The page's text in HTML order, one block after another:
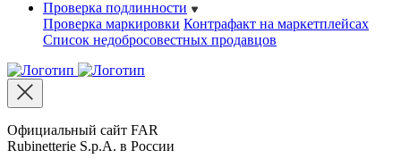
Проверка подлинности
Проверка маркировки Контрафакт на маркетплейсах
Cписок недобросовестных продавцов
Официальный сайт FAR
Rubinetterie S.p.A. в России